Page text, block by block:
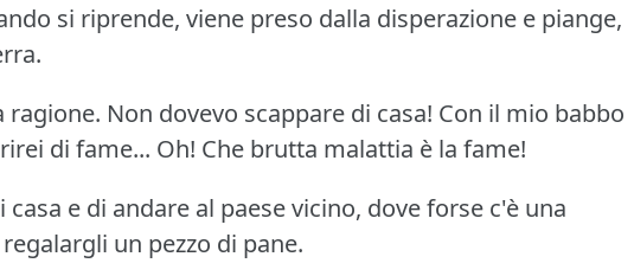
si riprende, viene preso dalla disperazione e piange,
ragione. Non dovevo scappare di casa! Con il mio babbo
di fame... Oh! Che brutta malattia è la fame!
e di andare al paese vicino, dove forse c'è una
un pezzo di pane.